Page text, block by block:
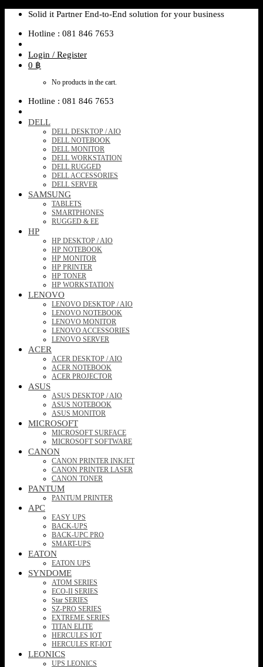
Skip
content
Solid it Partner End-to-End solution for your business
Hotline : 081 846 7653
Login / Register
0 ฿
No products in the cart.
Hotline : 081 846 7653
DELL
DELL DESKTOP / AIO
DELL NOTEBOOK
DELL MONITOR
DELL WORKSTATION
DELL RUGGED
DELL ACCESSORIES
DELL SERVER
SAMSUNG
TABLETS
SMARTPHONES
RUGGED & EE
HP
HP DESKTOP / AIO
HP NOTEBOOK
HP MONITOR
HP PRINTER
HP TONER
HP WORKSTATION
LENOVO
LENOVO DESKTOP / AIO
LENOVO NOTEBOOK
LENOVO MONITOR
LENOVO ACCESSORIES
LENOVO SERVER
ACER
ACER DESKTOP / AIO
ACER NOTEBOOK
ACER PROJECTOR
ASUS
ASUS DESKTOP / AIO
ASUS NOTEBOOK
ASUS MONITOR
MICROSOFT
MICROSOFT SURFACE
MICROSOFT SOFTWARE
CANON
CANON PRINTER INKJET
CANON PRINTER LASER
CANON TONER
PANTUM
PANTUM PRINTER
APC
EASY UPS
BACK-UPS
BACK-UPC PRO
SMART-UPS
EATON
EATON UPS
SYNDOME
ATOM SERIES
ECO-II SERIES
Star SERIES
SZ-PRO SERIES
EXTREME SERIES
TITAN ELITE
HERCULES IOT
HERCULES RT-IOT
LEONICS
UPS LEONICS